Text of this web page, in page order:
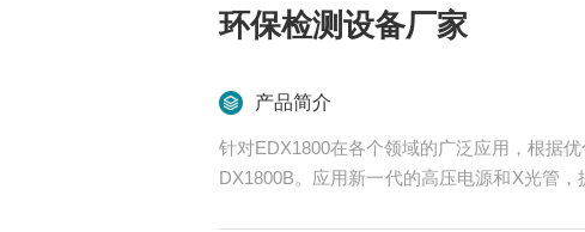
环保检测设备厂家
产品简介
针对EDX1800在各个领域的广泛应用，根据
DX1800B。应用新一代的高压电源和X光管